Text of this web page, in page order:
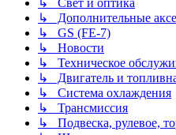
↳ Дополнительные
↳ GS (FE-7)
↳ Новости
↳ Техническое
↳ Двигатель и
↳ Система охлаждения
↳ Трансмиссия
↳ Подвеска, рулевое,